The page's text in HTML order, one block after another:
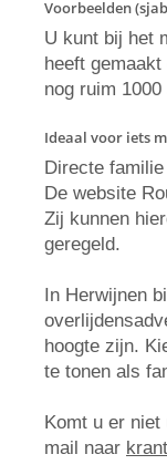
Voorbeelden
U kunt bij het
heeft
nog ruim
Ideaal voor iets
Directe
De website
Zij kunnen
geregeld.
In Herwijnen
hoogte zijn.
te tonen als
Komt u er
mail naar